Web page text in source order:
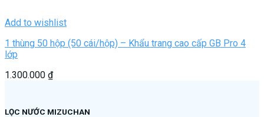
Add to wishlist
1 thùng 50 hộp (50 cái/hộp) – Khẩu trang cao cấp GB Pro 4
lớp
1.300.000 ₫
LỌC NƯỚC MIZUCHAN